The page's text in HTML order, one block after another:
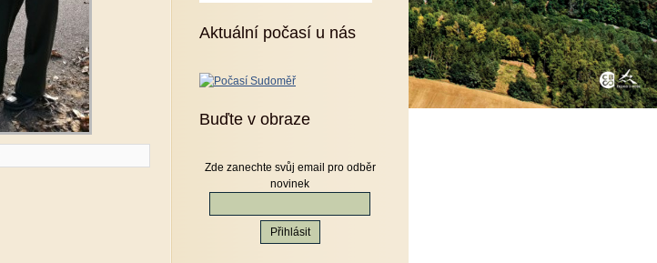
Aktuální počasí u nás
Buďte v obraze
Zde zanechte svůj email pro odběr
novinek